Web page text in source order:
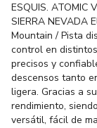
ESQUIS. ATOMIC
SIERRA NEVADA
Mountain / Pista
control en
precisos y
descensos tanto
ligera. Gracias a
rendimiento,
versátil, fácil de